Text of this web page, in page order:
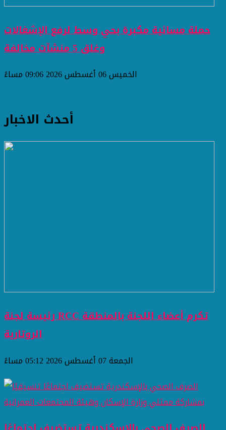
حملة مسائية مكبرة بحي وسط لرفع الإشغالات
وغلق 5 منشآت مخالفة
الخميس 06 أغسطس 2026 09:06 مساءً
أحدث الاخبار
رئيسة لجنة RCC تكرم أعضاء اللجنة بالمنطقة
الروتارية
الجمعة 07 أغسطس 2026 05:12 مساءً